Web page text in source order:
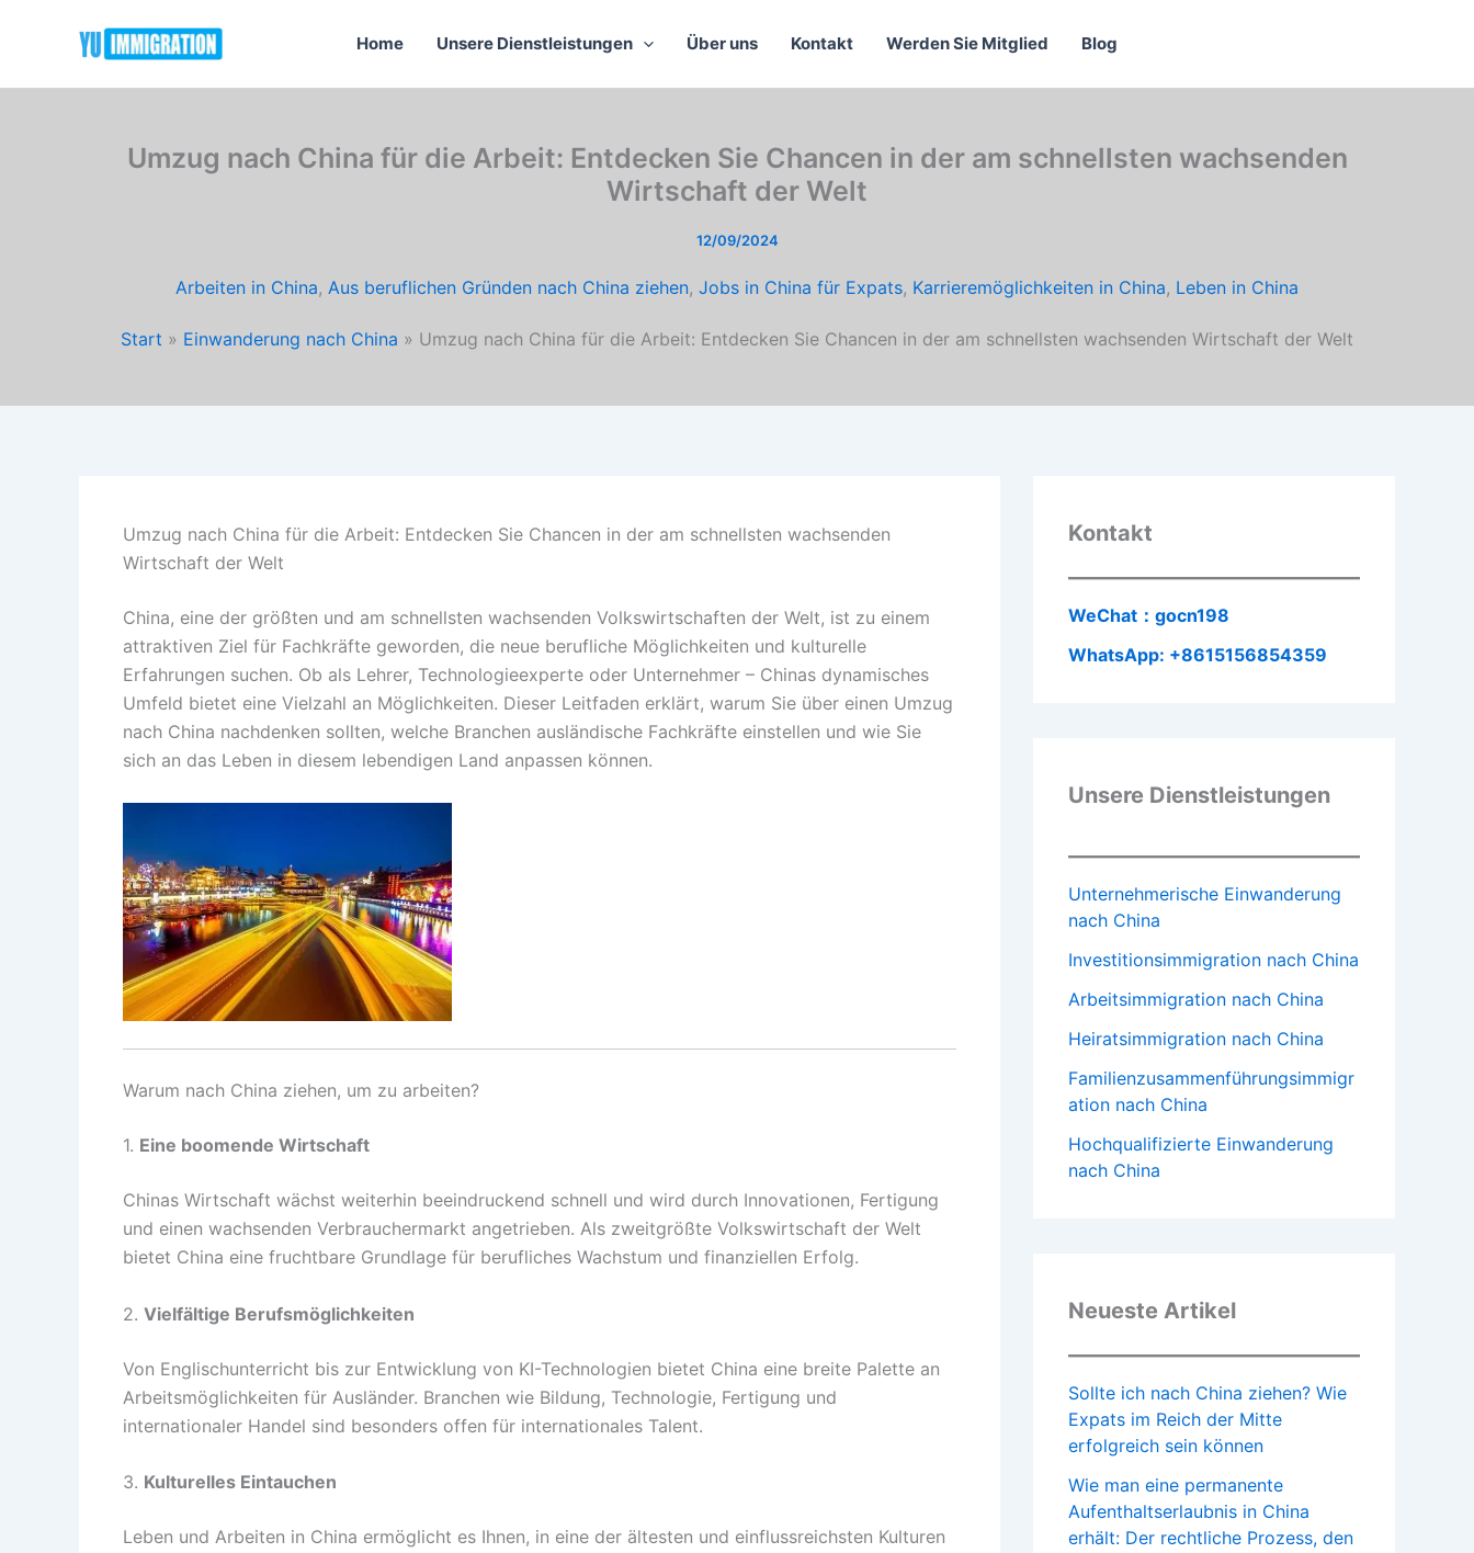
Home Unsere Dienstleistungen Über uns Kontakt Werden Sie Mitglied Blog
Umzug nach China für die Arbeit: Entdecken Sie Chancen in der am schnellsten wachsenden
Wirtschaft der Welt
12/09/2024
Arbeiten in China, Aus beruflichen Gründen nach China ziehen, Jobs in China für Expats, Karrieremöglichkeiten in China, Leben in China
Start Einwanderung nach China Umzug nach China für die Arbeit: Entdecken Sie Chancen in der am schnellsten wachsenden Wirtschaft der Welt
Umzug nach China für die Arbeit: Entdecken Sie Chancen in der am schnellsten wachsenden
Wirtschaft der Welt
China, eine der größten und am schnellsten wachsenden Volkswirtschaften der Welt, ist zu einem
attraktiven Ziel für Fachkräfte geworden, die neue berufliche Möglichkeiten und kulturelle
Erfahrungen suchen. Ob als Lehrer, Technologieexperte oder Unternehmer – Chinas dynamisches
Umfeld bietet eine Vielzahl an Möglichkeiten. Dieser Leitfaden erklärt, warum Sie über einen Umzug
nach China nachdenken sollten, welche Branchen ausländische Fachkräfte einstellen und wie Sie
sich an das Leben in diesem lebendigen Land anpassen können.
Warum nach China ziehen, um zu arbeiten?
1. Eine boomende Wirtschaft
Chinas Wirtschaft wächst weiterhin beeindruckend schnell und wird durch Innovationen, Fertigung
und einen wachsenden Verbrauchermarkt angetrieben. Als zweitgrößte Volkswirtschaft der Welt
bietet China eine fruchtbare Grundlage für berufliches Wachstum und finanziellen Erfolg.
2. Vielfältige Berufsmöglichkeiten
Von Englischunterricht bis zur Entwicklung von KI-Technologien bietet China eine breite Palette an
Arbeitsmöglichkeiten für Ausländer. Branchen wie Bildung, Technologie, Fertigung und
internationaler Handel sind besonders offen für internationales Talent.
3. Kulturelles Eintauchen
Leben und Arbeiten in China ermöglicht es Ihnen, in eine der ältesten und einflussreichsten Kulturen
Kontakt
WeChat：gocn198
WhatsApp: +8615156854359
Unsere Dienstleistungen
Unternehmerische Einwanderung
nach China
Investitionsimmigration nach China
Arbeitsimmigration nach China
Heiratsimmigration nach China
Familienzusammenführungsimmigr
ation nach China
Hochqualifizierte Einwanderung
nach China
Neueste Artikel
Sollte ich nach China ziehen? Wie
Expats im Reich der Mitte
erfolgreich sein können
Wie man eine permanente
Aufenthaltserlaubnis in China
erhält: Der rechtliche Prozess, den